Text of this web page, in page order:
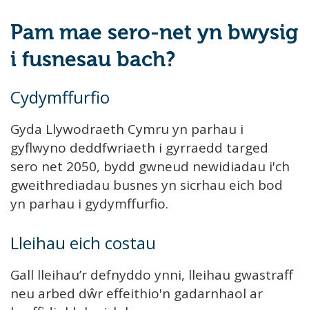
Pam mae sero-net yn bwysig
i fusnesau bach?
Cydymffurfio
Gyda Llywodraeth Cymru yn parhau i
gyflwyno deddfwriaeth i gyrraedd targed
sero net 2050, bydd gwneud newidiadau i'ch
gweithrediadau busnes yn sicrhau eich bod
yn parhau i gydymffurfio.
Lleihau eich costau
Gall lleihau’r defnyddo ynni, lleihau gwastraff
neu arbed dŵr effeithio'n gadarnhaol ar